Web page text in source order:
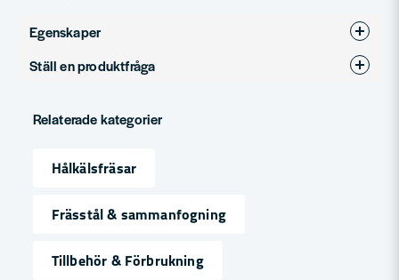
Egenskaper
Produkttyp
Ställ en produktfråga
Fråga oss något om denna produkten...
Namn
email
Relaterade kategorier
Hålkälsfräsar
Frässtål & sammanfogning
Tillbehör & Förbrukning